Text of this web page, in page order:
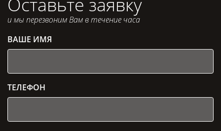
и мы перезвоним Вам в течение часа
ВАШЕ ИМЯ
ТЕЛЕФОН